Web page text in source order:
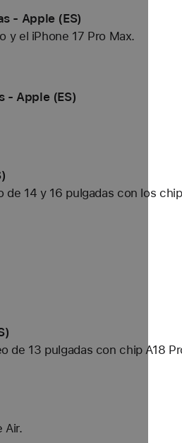
- Apple (ES)
y el iPhone 17 Pro Max.
- Apple (ES)
14 y 16 pulgadas con los
de 13 pulgadas con chip A18
Air.